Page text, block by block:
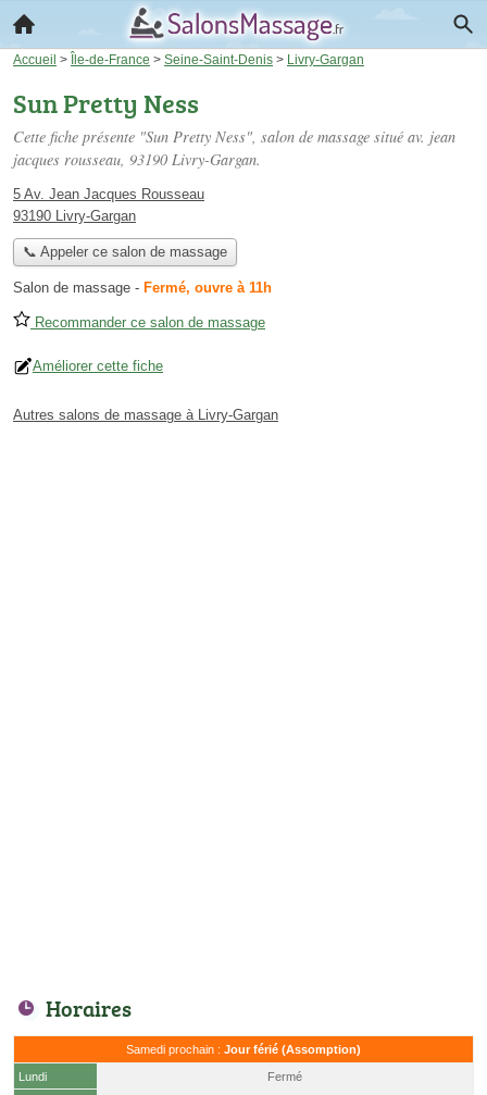
Accueil > Île-de-France > Seine-Saint-Denis > Livry-Gargan
Sun Pretty Ness
Cette fiche présente "Sun Pretty Ness", salon de massage situé av. jean
jacques rousseau, 93190 Livry-Gargan.
5 Av. Jean Jacques Rousseau
93190 Livry-Gargan
📞 Appeler ce salon de massage
Salon de massage - Fermé, ouvre à 11h
Recommander ce salon de massage
Améliorer cette fiche
Autres salons de massage à Livry-Gargan
Horaires
Samedi prochain : Jour férié (Assomption)
Lundi
Fermé